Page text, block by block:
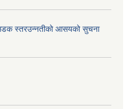
स्तरउन्नतीको आसयको सुचना